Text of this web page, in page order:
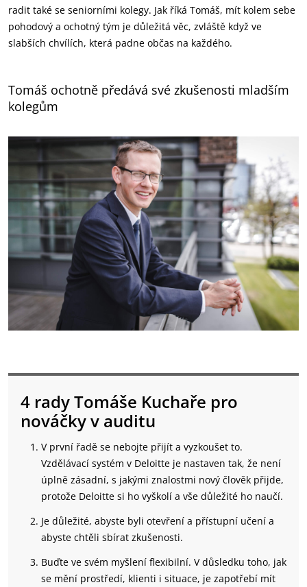
radit také se seniorními kolegy. Jak říká Tomáš, mít kolem sebe
pohodový a ochotný tým je důležitá věc, zvláště když ve
slabších chvílích, která padne občas na každého.
Tomáš ochotně předává své zkušenosti mladším
kolegům
4 rady Tomáše Kuchaře pro
nováčky v auditu
V první řadě se nebojte přijít a vyzkoušet to.
Vzdělávací systém v Deloitte je nastaven tak, že není
úplně zásadní, s jakými znalostmi nový člověk přijde,
protože Deloitte si ho vyškolí a vše důležité ho naučí.
Je důležité, abyste byli otevření a přístupní učení a
abyste chtěli sbírat zkušenosti.
Buďte ve svém myšlení flexibilní. V důsledku toho, jak
se mění prostředí, klienti i situace, je zapotřebí mít